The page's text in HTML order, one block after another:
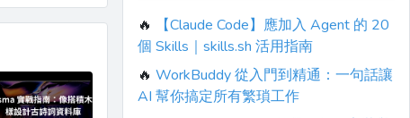
🔥
【Claude Code】應加入 Agent 的 20
個 Skills｜skills.sh 活用指南
🔥 WorkBuddy 從入門到精通：一句話讓
AI 幫你搞定所有繁瑣工作